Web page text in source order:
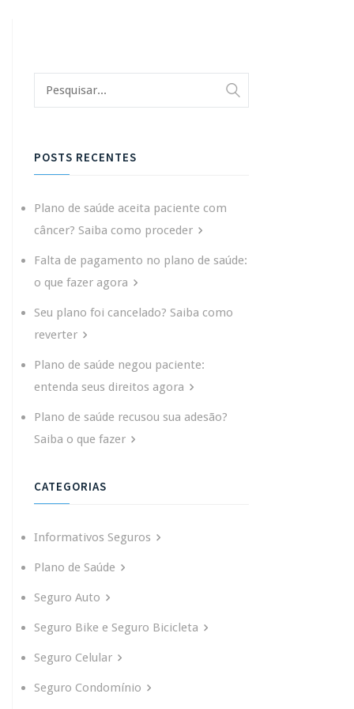
POSTS RECENTES
Plano de saúde aceita paciente com
câncer? Saiba como proceder
Falta de pagamento no plano de saúde:
o que fazer agora
Seu plano foi cancelado? Saiba como
reverter
Plano de saúde negou paciente:
entenda seus direitos agora
Plano de saúde recusou sua adesão?
Saiba o que fazer
CATEGORIAS
Informativos Seguros
Plano de Saúde
Seguro Auto
Seguro Bike e Seguro Bicicleta
Seguro Celular
Seguro Condomínio